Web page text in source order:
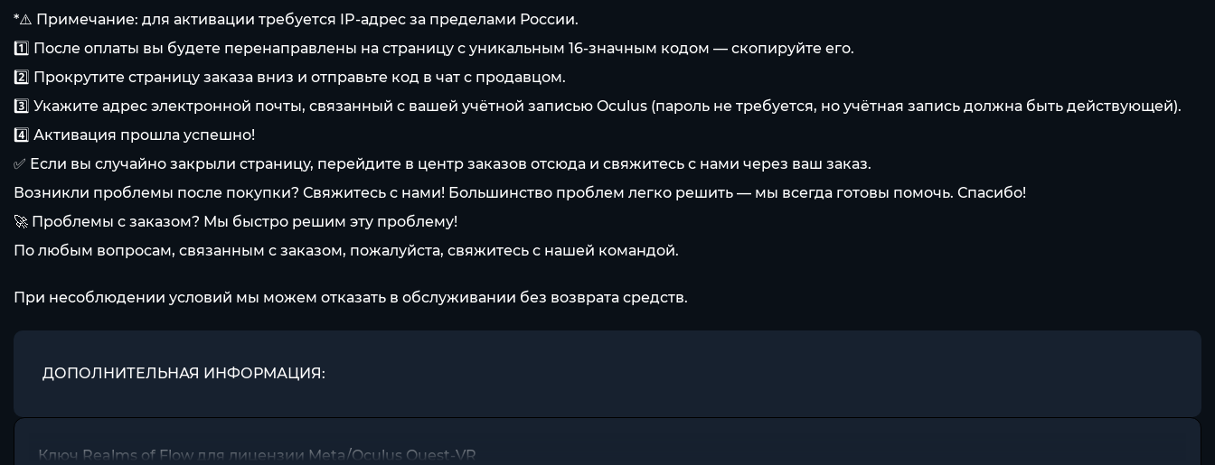
*⚠️ Примечание: для активации требуется IP-адрес за пределами России.
1️⃣ После оплаты вы будете перенаправлены на страницу с уникальным 16-значным кодом — скопируйте его.
2️⃣ Прокрутите страницу заказа вниз и отправьте код в чат с продавцом.
3️⃣ Укажите адрес электронной почты, связанный с вашей учётной записью Oculus (пароль не требуется, но учётная запись должна быть действующей).
4️⃣ Активация прошла успешно!
✅ Если вы случайно закрыли страницу, перейдите в центр заказов отсюда и свяжитесь с нами через ваш заказ.
Возникли проблемы после покупки? Свяжитесь с нами! Большинство проблем легко решить — мы всегда готовы помочь. Спасибо!
🚀 Проблемы с заказом? Мы быстро решим эту проблему!
По любым вопросам, связанным с заказом, пожалуйста, свяжитесь с нашей командой.
При несоблюдении условий мы можем отказать в обслуживании без возврата средств.
ДОПОЛНИТЕЛЬНАЯ ИНФОРМАЦИЯ:
Ключ Realms of Flow для лицензии Meta/Oculus Quest-VR